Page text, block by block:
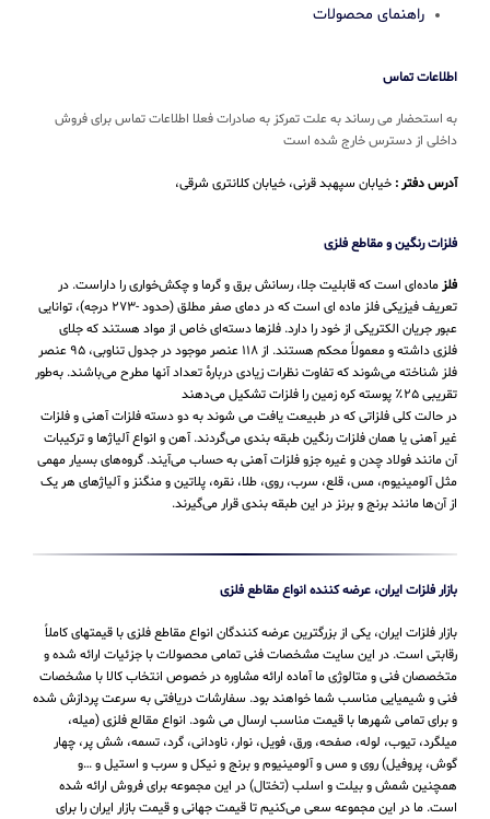
راهنمای محصولات
اطلاعات تماس
به استحضار می رساند به علت تمرکز به صادرات فعلا اطلاعات تماس برای فروش
داخلی از دسترس خارج شده است
آدرس دفتر : خیابان سپهبد قرنی، خیابان کلانتری شرقی،
فلزات رنگین و مقاطع فلزی
فلزماده‌ای است که قابلیت جلا، رسانش برق و گرما و چکش‌خواری را داراست. در
تعریف فیزیکی فلز ماده ای است که در دمای صفر مطلق (حدود -۲۷۳ درجه)، توانایی
عبور جریان الکتریکی از خود را دارد. فلزها دسته‌ای خاص از مواد هستند که جلای
فلزی داشته و معمولاً محکم هستند. از ۱۱۸ عنصر موجود در جدول تناوبی، ۹۵ عنصر
فلز شناخته می‌شوند که تفاوت نظرات زیادی دربارهٔ تعداد آنها مطرح می‌باشند. به‌طور
تقریبی ۲۵٪ پوسته کره زمین را فلزات تشکیل می‌دهند
در حالت کلی فلزاتی که در طبیعت یافت می شوند به دو دسته فلزات آهنی و فلزات
غیر آهنی یا همان فلزات رنگین طبقه بندی می‌گردند. آهن و انواع آلیاژها و ترکیبات
آن مانند فولاد چدن و غیره جزو فلزات آهنی به حساب می‌‌آیند. گروه‌های بسیار مهمی
مثل آلومینیوم، مس، قلع، سرب، روی، طلا، نقره، پلاتین و منگنز و آلیاژهای هر یک
از آن‌ها مانند برنج و برنز در این طبقه‌ بندی قرار می‌‌گیرند.
بازار فلزات ایران، عرضه کننده انواع مقاطع فلزی
بازار فلزات ایران، یکی از بزرگترین عرضه کنندگان انواع مقاطع فلزی با قیمتهای کاملاً
رقابتی است. در این سایت مشخصات فنی تمامی محصولات با جزئیات ارائه شده و
متخصصان فنی و متالوژی ما آماده ارائه مشاوره در خصوص انتخاب کالا با مشخصات
فنی و شیمیایی مناسب شما خواهند بود. سفارشات دریافتی به سرعت پردازش شده
و برای تمامی شهرها با قیمت مناسب ارسال می شود. انواع مقالع فلزی (میله،
میلگرد، تیوب، لوله، صفحه، ورق، فویل، نوار، ناودانی، گرد، تسمه، شش پر، چهار
گوش، پروفیل) روی و مس و آلومینیوم و برنج و نیکل و سرب و استیل و …و
همچنین شمش و بیلت و اسلب (تختال) در این مجموعه برای فروش ارائه شده
است. ما در این مجموعه سعی می‌کنیم تا قیمت جهانی و قیمت بازار ایران را برای